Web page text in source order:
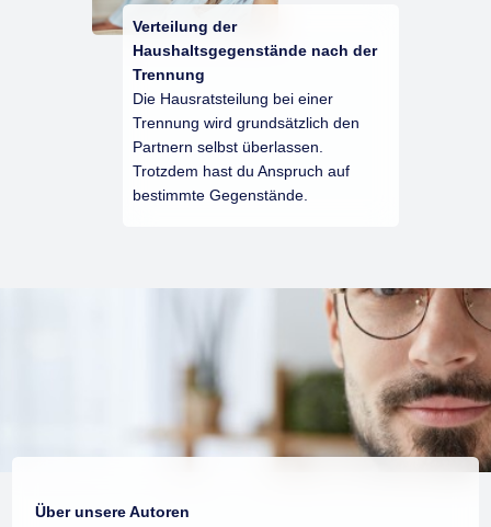
Verteilung der
Haushaltsgegenstände nach der
Trennung
Die Hausratsteilung bei einer
Trennung wird grundsätzlich den
Partnern selbst überlassen.
Trotzdem hast du Anspruch auf
bestimmte Gegenstände.
Über unsere Autoren